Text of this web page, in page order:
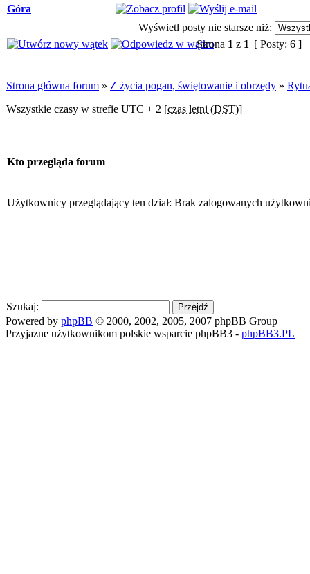
Góra
Wyświetl posty nie starsze niż:
Strona 1 z 1 [ Posty: 6 ]
Strona główna forum » Z życia pogan, świętowanie i obrzędy »
Wszystkie czasy w strefie UTC + 2 [czas letni (DST)]
Kto przegląda forum
Użytkownicy przeglądający ten dział: Brak zalogowanych
Szukaj:
Powered by phpBB © 2000, 2002, 2005, 2007 phpBB Group
Przyjazne użytkownikom polskie wsparcie phpBB3 - phpBB3.PL